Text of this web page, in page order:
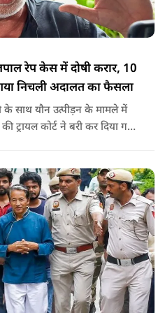
रेप केस में दोषी करार, 10
निचली अदालत का फैसला
साथ यौन उत्पीड़न के मामले में
कोर्ट ने बरी कर दिया गया